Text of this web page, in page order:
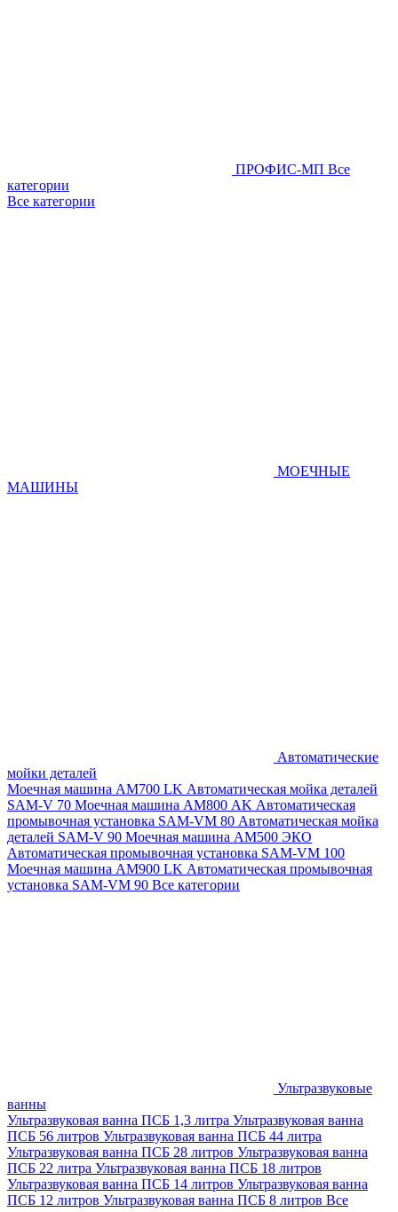
ПРОФИС-МП Все
категории
Все категории
МОЕЧНЫЕ
МАШИНЫ
Автоматические
мойки деталей
Моечная машина AM700 LK Автоматическая мойка деталей
SAM-V 70 Моечная машина АМ800 AK Автоматическая
промывочная установка SAM-VM 80 Автоматическая мойка
деталей SAM-V 90 Моечная машина АМ500 ЭКО
Автоматическая промывочная установка SAM-VM 100
Моечная машина AM900 LK Автоматическая промывочная
установка SAM-VM 90 Все категории
Ультразвуковые
ванны
Ультразвуковая ванна ПСБ 1,3 литра Ультразвуковая ванна
ПСБ 56 литров Ультразвуковая ванна ПСБ 44 литра
Ультразвуковая ванна ПСБ 28 литров Ультразвуковая ванна
ПСБ 22 литра Ультразвуковая ванна ПСБ 18 литров
Ультразвуковая ванна ПСБ 14 литров Ультразвуковая ванна
ПСБ 12 литров Ультразвуковая ванна ПСБ 8 литров Все